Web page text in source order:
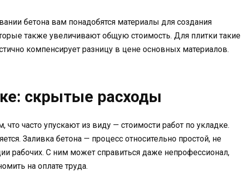
бетона вам понадобятся материалы для создания
также увеличивают общую стоимость. Для плитки такие
компенсирует разницу в цене основных материалов.
скрытые расходы
что часто упускают из виду — стоимости работ по укладке.
Заливка бетона — процесс относительно простой, не
рабочих. С ним может справиться даже непрофессионал,
на оплате труда.